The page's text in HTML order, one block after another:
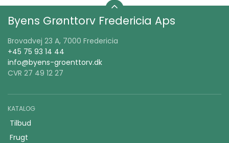
Byens Grønttorv Fredericia Aps
Brovadvej 23 A, 7000 Fredericia
+45 75 93 14 44
info@byens-groenttorv.dk
CVR 27 49 12 27
KATALOG
Tilbud
Frugt